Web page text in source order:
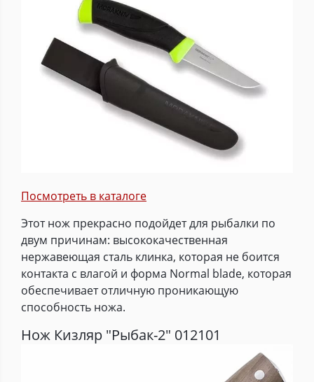
Посмотреть в каталоге
Этот нож прекрасно подойдет для рыбалки по
двум причинам: высококачественная
нержавеющая сталь клинка, которая не боится
контакта с влагой и форма Normal blade, которая
обеспечивает отличную проникающую
способность ножа.
Нож Кизляр "Рыбак-2" 012101